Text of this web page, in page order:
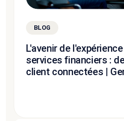
BLOG
L'avenir de
services financiers :
client connectées |